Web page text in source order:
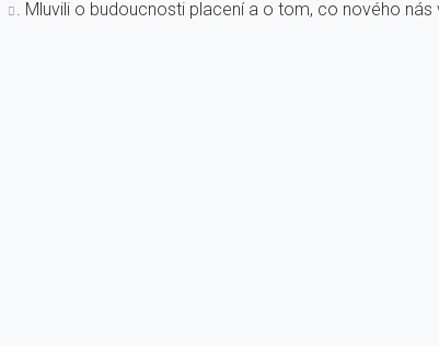
. Mluvili o budoucnosti placení a o tom, co nového